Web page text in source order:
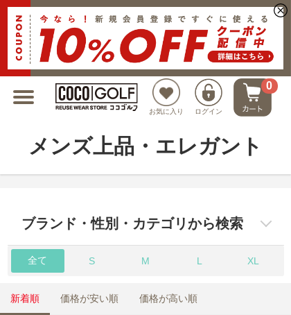
お気に入り ログイン
0
新規会員登録でクーポンプレゼント
メンズ上品・エレガント
ブランド・性別・カテゴリから検索
全て S M L XL
新着順 価格が安い順 価格が高い順